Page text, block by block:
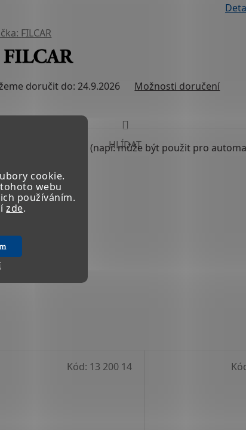
cookie.
webu
používáním.
zde.
FILCAR
doručit do: 24.9.2026 Možnosti doručení
HLÍDAT
externí kontakt (např. může být použit pro
Kód: 13 200 14